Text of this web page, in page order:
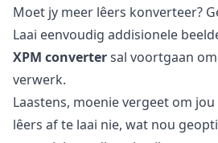
Moet jy meer lêers konverteer?
Laai eenvoudig addisionele
XPM convertersal voortgaan
verwerk.
Laastens, moenie vergeet om
lêers af te laai nie, wat nou